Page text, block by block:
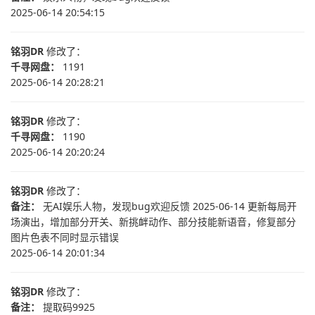
2025-06-14 20:54:15
铭羽DR 修改了：
千寻网盘： 1191
2025-06-14 20:28:21
铭羽DR 修改了：
千寻网盘： 1190
2025-06-14 20:20:24
铭羽DR 修改了：
备注： 无AI娱乐人物，发现bug欢迎反馈 2025-06-14 更新每局开
场演出，增加部分开关、新挑衅动作、部分技能新语音，修复部分
图片色表不同时显示错误
2025-06-14 20:01:34
铭羽DR 修改了：
备注： 提取码9925